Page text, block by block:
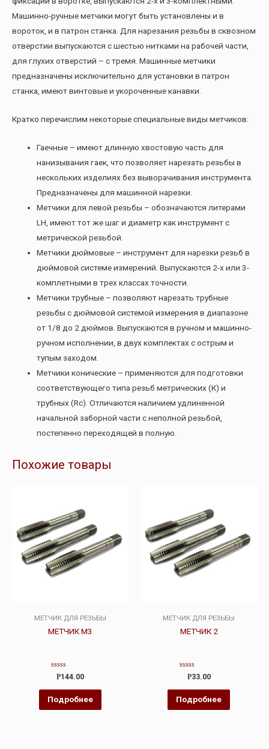
Машинно-ручные метчики могут быть установлены и в
вороток, и в патрон станка. Для нарезания резьбы в сквозном
отверстии выпускаются с шестью нитками на рабочей части,
для глухих отверстий – с тремя. Машинные метчики
предназначены исключительно для установки в патрон
станка, имеют винтовые и укороченные канавки.
Кратко перечислим некоторые специальные виды метчиков:
Гаечные – имеют длинную хвостовую часть для
нанизывания гаек, что позволяет нарезать резьбы в
нескольких изделиях без выворачивания инструмента.
Предназначены для машинной нарезки.
Метчики для левой резьбы – обозначаются литерами
LH, имеют тот же шаг и диаметр как инструмент с
метрической резьбой.
Метчики дюймовые – инструмент для нарезки резьб в
дюймовой системе измерений. Выпускаются 2-х или 3-
комплетными в трех классах точности.
Метчики трубные – позволяют нарезать трубные
резьбы с дюймовой системой измерения в диапазоне
от 1/8 до 2 дюймов. Выпускаются в ручном и машинно-
ручном исполнении, в двух комплектах с острым и
тупым заходом.
Метчики конические – применяются для подготовки
соответствующего типа резьб метрических (К) и
трубных (Rc). Отличаются наличием удлиненной
начальной заборной части с неполной резьбой,
постепенно переходящей в полную.
Похожие товары
МЕТЧИК ДЛЯ РЕЗЬБЫ
МЕТЧИК М3
Оценка
из
5
Р144.00
Подробнее
МЕТЧИК ДЛЯ РЕЗЬБЫ
МЕТЧИК 2
Оценка
из
5
Р33.00
Подробнее